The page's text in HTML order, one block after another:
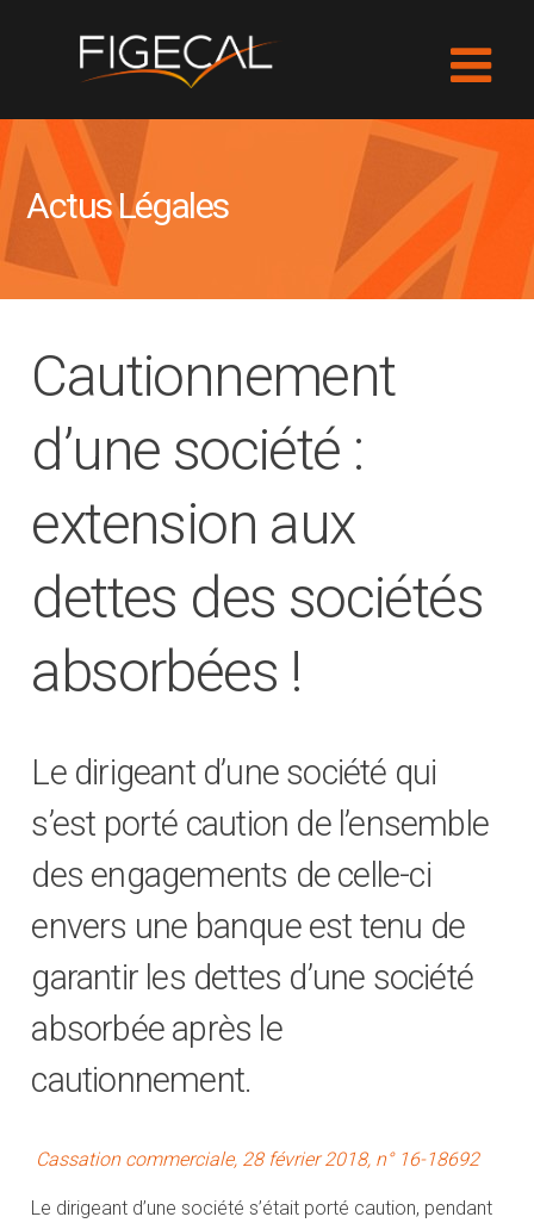
Actus Légales
Cautionnement
d’une société :
extension aux
dettes des sociétés
absorbées !
Le dirigeant d’une société qui
s’est porté caution de l’ensemble
des engagements de celle-ci
envers une banque est tenu de
garantir les dettes d’une société
absorbée après le
cautionnement.
Cassation commerciale, 28 février 2018, n° 16-18692
Le dirigeant d’une société s’était porté caution, pendant